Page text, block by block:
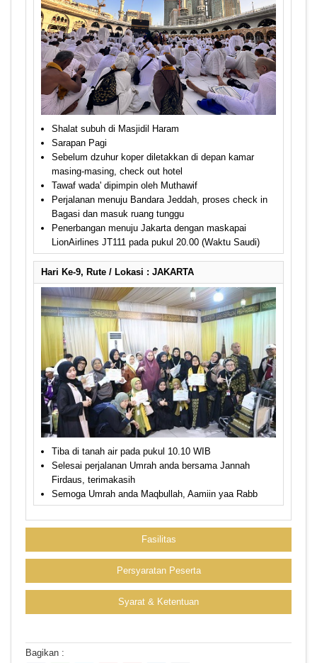
Shalat subuh di Masjidil Haram
Sarapan Pagi
Sebelum dzuhur koper diletakkan di depan kamar
masing-masing, check out hotel
Tawaf wada' dipimpin oleh Muthawif
Perjalanan menuju Bandara Jeddah, proses check in
Bagasi dan masuk ruang tunggu
Penerbangan menuju Jakarta dengan maskapai
LionAirlines JT111 pada pukul 20.00 (Waktu Saudi)
Hari Ke-9, Rute / Lokasi : JAKARTA
Tiba di tanah air pada pukul 10.10 WIB
Selesai perjalanan Umrah anda bersama Jannah
Firdaus, terimakasih
Semoga Umrah anda Maqbullah, Aamiin yaa Rabb
Fasilitas
Persyaratan Peserta
Syarat & Ketentuan
Bagikan :